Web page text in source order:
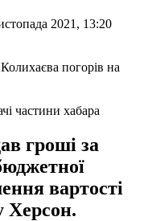
2021, 13:20
частини хабара
гроші за
вартості
Херсон.